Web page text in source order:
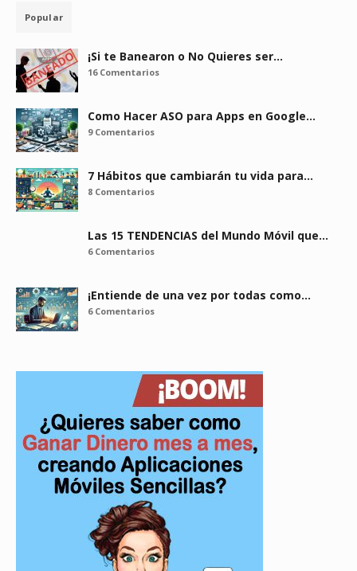
Popular
¡Si te Banearon o No Quieres ser…
16 Comentarios
Como Hacer ASO para Apps en Google…
9 Comentarios
7 Hábitos que cambiarán tu vida para…
8 Comentarios
Las 15 TENDENCIAS del Mundo Móvil que…
6 Comentarios
¡Entiende de una vez por todas como…
6 Comentarios